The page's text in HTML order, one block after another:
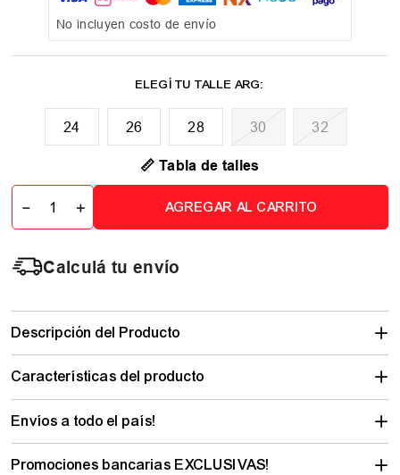
No incluyen costo de envío
24 26 28 30 32
📏 Tabla de talles
＋
－ AGREGAR AL CARRITO
Calculá tu envío
Descripción del Producto
Características del producto
Envíos a todo el país!
Promociones bancarias EXCLUSIVAS!